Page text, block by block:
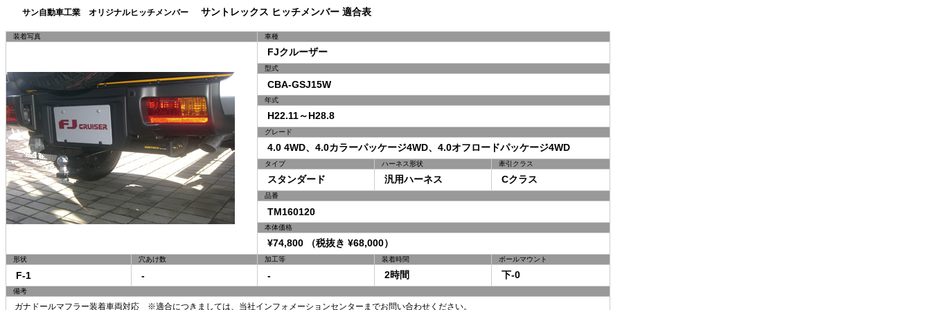
サン自動車工業 オリジナルヒッチメンバー サントレックス ヒッチメンバー 適合表
装着写真 車種
FJクルーザー
型式
CBA-GSJ15W
年式
H22.11～H28.8
グレード
4.0 4WD、4.0カラーパッケージ4WD、4.0オフロードパッケージ4WD
タイプ ハーネス形状 牽引クラス
スタンダード 汎用ハーネス Cクラス
品番
TM160120
本体価格
¥74,800 （税抜き ¥68,000）
形状 穴あけ数 加工等 装着時間 ボールマウント
F-1 - - 2時間 下-0
備考
ガナドールマフラー装着車両対応 ※適合につきましては、当社インフォメーションセンターまでお問い合わせください。